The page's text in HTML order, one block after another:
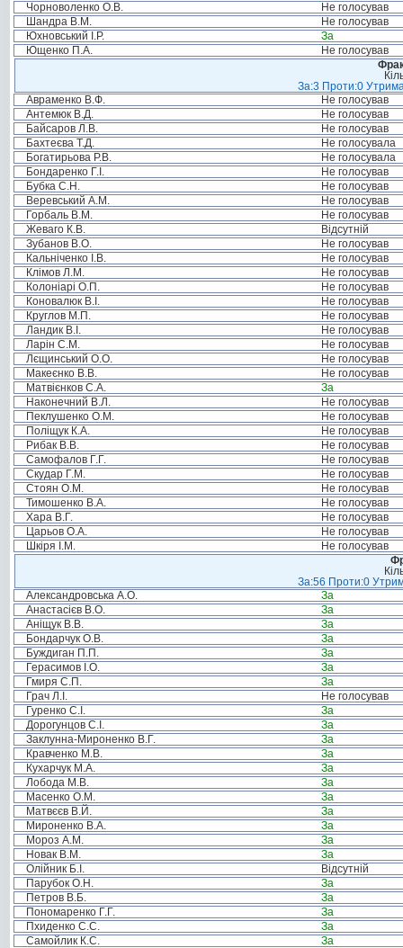
Чорноволенко О.В.
Не голосував
Шандра В.М.
Не голосував
Юхновський І.Р.
За
Ющенко П.А.
Не голосував
За:3 Проти:0
Авраменко В.Ф.
Не голосував
Антемюк В.Д.
Не голосував
Байсаров Л.В.
Не голосував
Бахтеєва Т.Д.
Не голосувала
Богатирьова Р.В.
Не голосувала
Бондаренко Г.І.
Не голосував
Бубка С.Н.
Не голосував
Веревський А.М.
Не голосував
Горбаль В.М.
Не голосував
Жеваго К.В.
Відсутній
Зубанов В.О.
Не голосував
Кальніченко І.В.
Не голосував
Клімов Л.М.
Не голосував
Колоніарі О.П.
Не голосував
Коновалюк В.І.
Не голосував
Круглов М.П.
Не голосував
Ландик В.І.
Не голосував
Ларін С.М.
Не голосував
Лєщинський О.О.
Не голосував
Макеєнко В.В.
Не голосував
Матвієнков С.А.
За
Наконечний В.Л.
Не голосував
Пеклушенко О.М.
Не голосував
Поліщук К.А.
Не голосував
Рибак В.В.
Не голосував
Самофалов Г.Г.
Не голосував
Скудар Г.М.
Не голосував
Стоян О.М.
Не голосував
Тимошенко В.А.
Не голосував
Хара В.Г.
Не голосував
Царьов О.А.
Не голосував
Шкіря І.М.
Не голосував
За:56 Проти:0
Александровська А.О.
За
Анастасієв В.О.
За
Аніщук В.В.
За
Бондарчук О.В.
За
Буждиган П.П.
За
Герасимов І.О.
За
Гмиря С.П.
За
Грач Л.І.
Не голосував
Гуренко С.І.
За
Дорогунцов С.І.
За
Заклунна-Мироненко В.Г.
За
Кравченко М.В.
За
Кухарчук М.А.
За
Лобода М.В.
За
Масенко О.М.
За
Матвєєв В.Й.
За
Мироненко В.А.
За
Мороз А.М.
За
Новак В.М.
За
Олійник Б.І.
Відсутній
Парубок О.Н.
За
Петров В.Б.
За
Пономаренко Г.Г.
За
Пхиденко С.С.
За
Самойлик К.С.
За